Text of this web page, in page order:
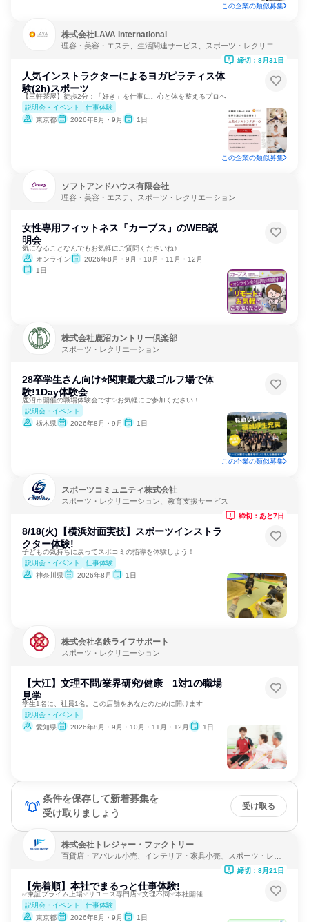
この企業の類似募集
株式会社LAVA International
理容・美容・エステ、生活関連サービス、スポーツ・レクリエー
人気インストラクターによるヨガピラティス体
験(2h)スポーツ
【三軒茶屋】徒歩2分：「好き」を仕事に。心と体を整えるプロへ
説明会・イベント
仕事体験
東京都
2026年8月・9月 1日
締切：8月31日
この企業の類似募集
ソフトアンドハウス有限会社
理容・美容・エステ、スポーツ・レクリエーション
女性専用フィットネス『カーブス』のWEB説
明会
気になることなんでもお気軽にご質問くださいね♪
オンライン
2026年8月・9月・10月・11月・12月
1日
株式会社鹿沼カントリー倶楽部
スポーツ・レクリエーション
28卒学生さん向け⭐関東最大級ゴルフ場で体
験!1Day体験会
鹿沼市開催の職場体験会です✨お気軽にご参加ください！
説明会・イベント
栃木県
2026年8月・9月 1日
この企業の類似募集
スポーツコミュニティ株式会社
スポーツ・レクリエーション、教育支援サービス
8/18(火)【横浜対面実技】スポーツインストラ
クター体験!
子どもの気持ちに戻ってスポコミの指導を体験しよう！
説明会・イベント
仕事体験
神奈川県
2026年8月 1日
締切：あと7日
株式会社名鉄ライフサポート
スポーツ・レクリエーション
【大江】文理不問/業界研究/健康 1対1の職場
見学
学生1名に、社員1名。この店舗をあなたのために開けます
説明会・イベント
愛知県
2026年8月・9月・10月・11月・12月 1日
条件を保存して新着募集を
受け取りましょう
受け取る
株式会社トレジャー・ファクトリー
百貨店・アパレル小売、インテリア・家具小売、スポーツ・レク
【先着順】本社でまるっと仕事体験!
✅東証プライム上場✅リユース専門店✅文理不問✅本社開催
説明会・イベント
仕事体験
東京都
2026年8月・9月 1日
締切：8月21日